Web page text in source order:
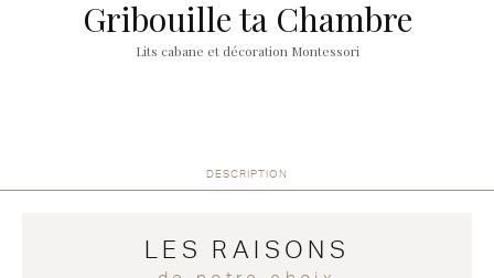
Gribouille ta Chambre
Lits cabane et décoration Montessori
DESCRIPTION
LES RAISONS